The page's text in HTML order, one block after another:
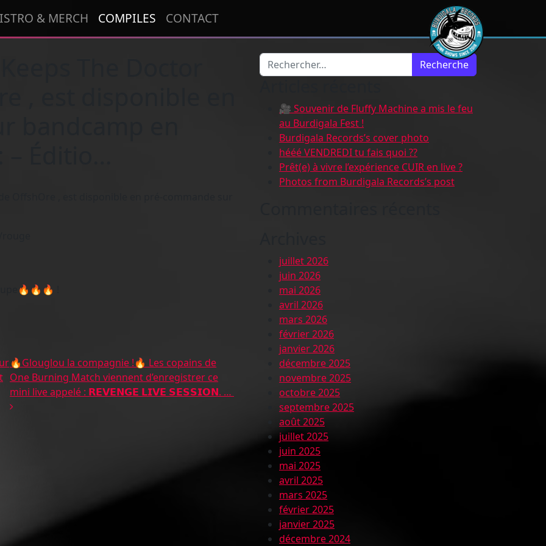
& MERCH COMPILES CONTACT
The Doctor
, est disponible en
bandcamp en
Éditio…
OffshOre , est disponible en pré-commande sur
!
🔥Glouglou la compagnie !🔥 Les copains de
One Burning Match viennent d’enregistrer ce
mini live appelé : 𝗥𝗘𝗩𝗘𝗡𝗚𝗘 𝗟𝗜𝗩𝗘 𝗦𝗘𝗦𝗦𝗜𝗢𝗡. …
Recherche pour :
🎥 Souvenir de Fluffy Machine a mis le feu
au Burdigala Fest !
Burdigala Records’s cover photo
hééé VENDREDI tu fais quoi ??
Prêt(e) à vivre l’expérience CUIR en live ?
Photos from Burdigala Records’s post
juillet 2026
juin 2026
mai 2026
avril 2026
mars 2026
février 2026
janvier 2026
décembre 2025
novembre 2025
octobre 2025
septembre 2025
août 2025
juillet 2025
juin 2025
mai 2025
avril 2025
mars 2025
février 2025
janvier 2025
décembre 2024